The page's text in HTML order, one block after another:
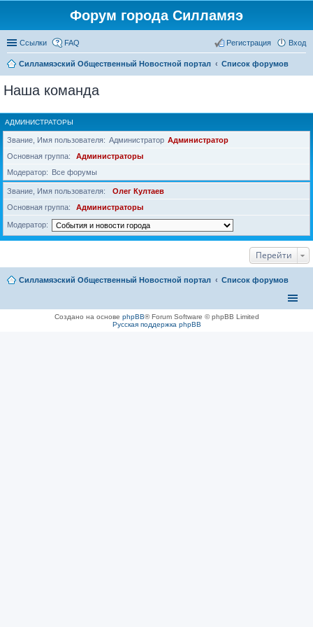
Форум города Силламяэ
Ссылки FAQ Вход
Регистрация
Силламяэский Общественный Новостной портал Список форумов
Наша команда
АДМИНИСТРАТОРЫ
Звание, Имя пользователя Администратор Администратор
Основная группа
Администраторы
Модератор
Все форумы
Звание, Имя пользователя
Олег Култаев
Основная группа
Администраторы
Модератор
Перейти
Силламяэский Общественный Новостной портал Список форумов
Создано на основе phpBB® Forum Software © phpBB Limited
Русская поддержка phpBB